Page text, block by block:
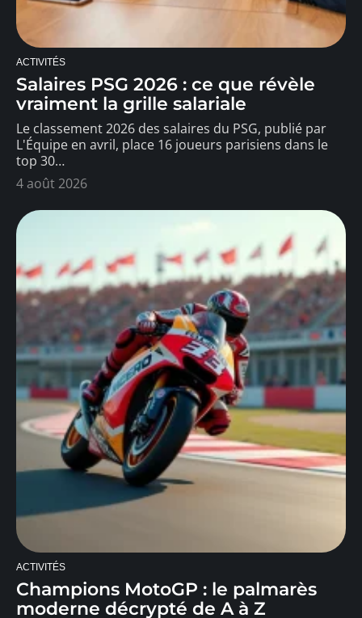
ACTIVITÉS
Salaires PSG 2026 : ce que révèle
vraiment la grille salariale
Le classement 2026 des salaires du PSG, publié par
L'Équipe en avril, place 16 joueurs parisiens dans le
top 30…
4 août 2026
ACTIVITÉS
Champions MotoGP : le palmarès
moderne décrypté de A à Z